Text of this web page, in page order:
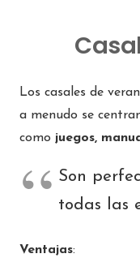
Los casales de
a menudo se
como juegos,
Son
todas las
Ventajas: